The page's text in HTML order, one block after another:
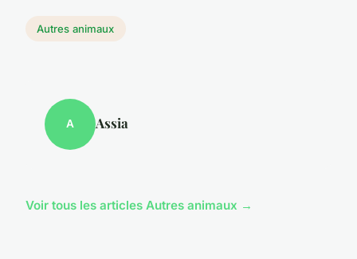
Autres animaux
A Assia
Voir tous les articles Autres animaux →